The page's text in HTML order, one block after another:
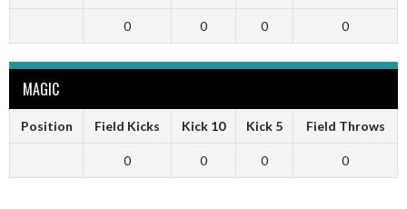
0 0 0 0
MAGIC
Position Field Kicks Kick 10 Kick 5 Field Throws
0 0 0 0